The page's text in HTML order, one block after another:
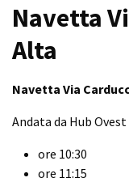
Navetta
Alta
Navetta Via
Andata da Hub
ore 10:30
ore 11:15